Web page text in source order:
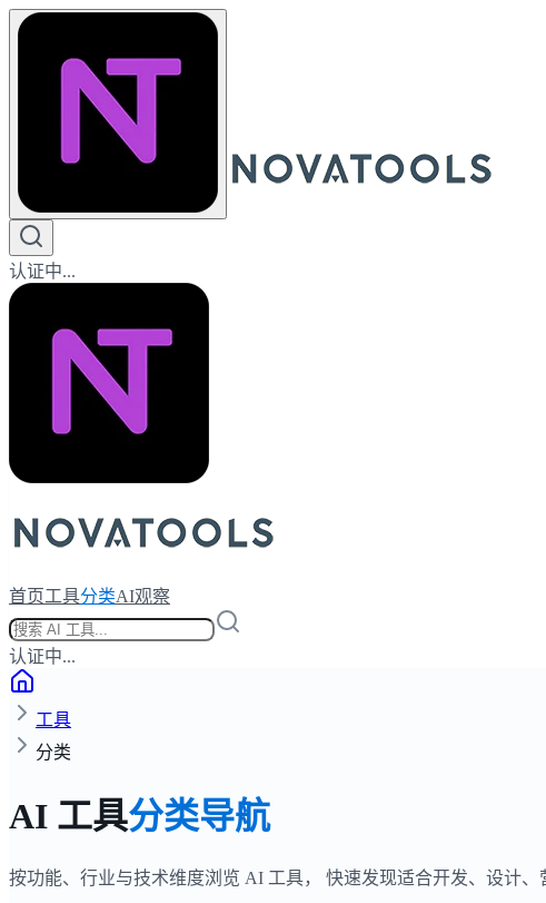
认证中...
首页工具分类AI观察
认证中...
工具
分类
AI 工具分类导航
按功能、行业与技术维度浏览 AI 工具， 快速发现适合开发、设计、